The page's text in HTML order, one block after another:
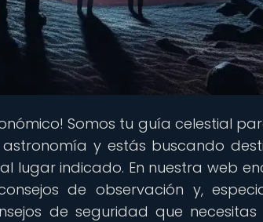
Somos tu guía celestial
y estás buscando
lugar indicado. En nuestra web
de observación y,
de seguridad que